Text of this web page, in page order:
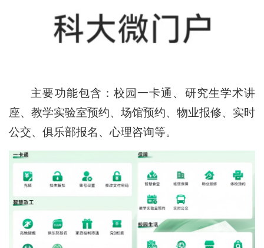
主要功能包含：校园一卡通、研究生学术讲
座、教学实验室预约、场馆预约、物业报修、实时
公交、俱乐部报名、心理咨询等。